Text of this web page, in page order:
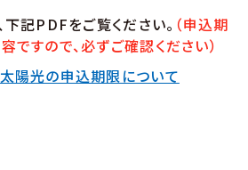
記PDFをご覧ください。 （申込期
すので、必ずご確認ください）
光の申込期限について